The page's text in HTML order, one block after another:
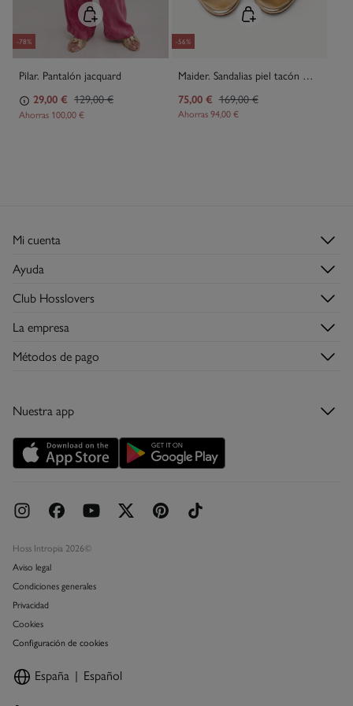
-78%
Pilar. Pantalón jacquard
29,00 € 129,00 €
Ahorras 100,00 €
-56%
Maider. Sandalias piel tacón medio
75,00 € 169,00 €
Ahorras94,00 €
Mi cuenta
Registrarme
Mis pedidos
Direcciones de envío
Ayuda
Envíos
Devoluciones
Tarjeta abono
Concursos y sorteos
Club Hosslovers
Hazte Hosslover →
La empresa
Descubre la app
Métodos de pago
Nuestra app
Hoss Intropia 2026©
Aviso legal
Condiciones generales
Privacidad
Cookies
Configuración de cookies
España Español